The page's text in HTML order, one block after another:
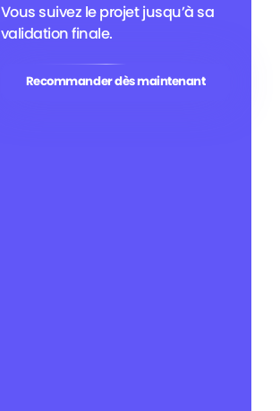
Vous suivez le projet jusqu’à sa
validation finale.
Recommander dès maintenant
Recommander dès maintenant